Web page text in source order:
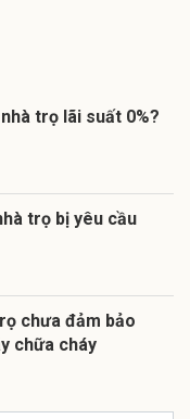
trọ lãi suất 0%?
trọ bị yêu cầu
chưa đảm bảo
chữa cháy